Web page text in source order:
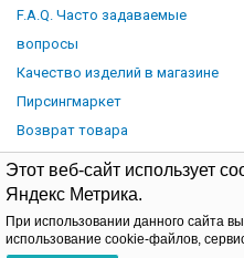
Этот веб-сайт использует
Яндекс Метрика.
При использовании данного сайта
использование cookie-файлов,
F.A.Q. Часто задаваемые
вопросы
Качество изделий в магазине
Пирсингмаркет
Возврат товара
© Piercingmarket.ru, 2026.